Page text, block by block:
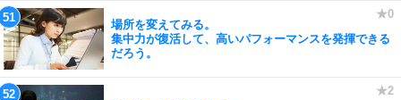
場所を変えてみる。
集中力が復活して、高いパフォーマンスを発揮できる
だろう。